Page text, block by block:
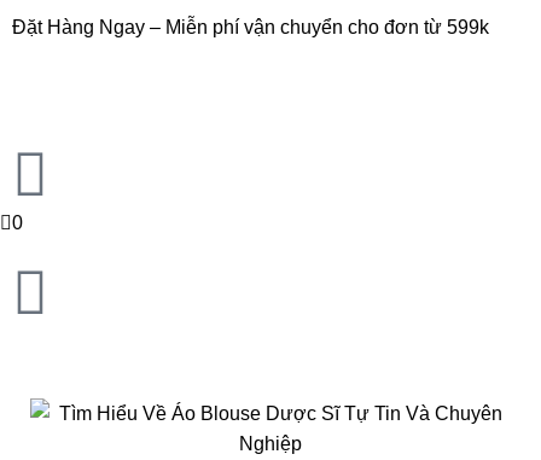
Đặt Hàng Ngay – Miễn phí vận chuyển cho đơn từ 599k
0